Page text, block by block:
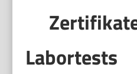
Labortests